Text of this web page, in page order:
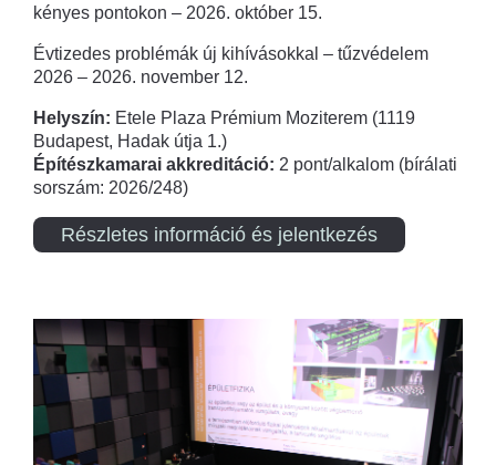
kényes pontokon – 2026. október 15.
Évtizedes problémák új kihívásokkal – tűzvédelem
2026 – 2026. november 12.
Helyszín: Etele Plaza Prémium Moziterem (1119
Budapest, Hadak útja 1.)
Építészkamarai akkreditáció: 2 pont/alkalom (bírálati
sorszám: 2026/248)
Részletes információ és jelentkezés